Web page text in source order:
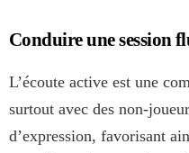
Conduire une session
L’écoute active est une
surtout avec des non-
d’expression, favorisant